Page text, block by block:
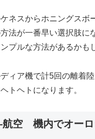
ネスからホニングスボ
法が一番早い選択肢に
プルな方法があるかも
ィア機で計5回の離着
トヘトになります。
空 機内でオーロ